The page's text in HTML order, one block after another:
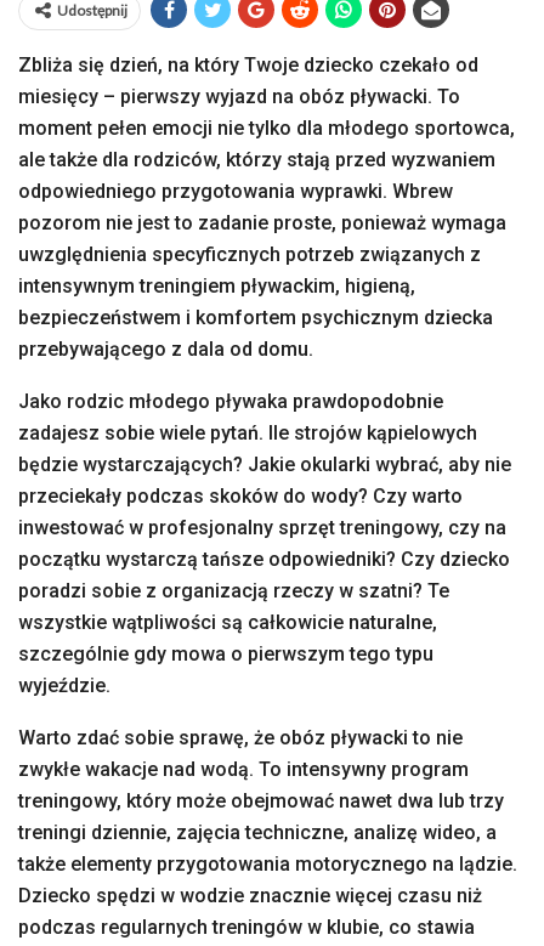
Udostępnij
Zbliża się dzień, na który Twoje dziecko czekało od
miesięcy – pierwszy wyjazd na obóz pływacki. To
moment pełen emocji nie tylko dla młodego sportowca,
ale także dla rodziców, którzy stają przed wyzwaniem
odpowiedniego przygotowania wyprawki. Wbrew
pozorom nie jest to zadanie proste, ponieważ wymaga
uwzględnienia specyficznych potrzeb związanych z
intensywnym treningiem pływackim, higieną,
bezpieczeństwem i komfortem psychicznym dziecka
przebywającego z dala od domu.
Jako rodzic młodego pływaka prawdopodobnie
zadajesz sobie wiele pytań. Ile strojów kąpielowych
będzie wystarczających? Jakie okularki wybrać, aby nie
przeciekały podczas skoków do wody? Czy warto
inwestować w profesjonalny sprzęt treningowy, czy na
początku wystarczą tańsze odpowiedniki? Czy dziecko
poradzi sobie z organizacją rzeczy w szatni? Te
wszystkie wątpliwości są całkowicie naturalne,
szczególnie gdy mowa o pierwszym tego typu
wyjeździe.
Warto zdać sobie sprawę, że obóz pływacki to nie
zwykłe wakacje nad wodą. To intensywny program
treningowy, który może obejmować nawet dwa lub trzy
treningi dziennie, zajęcia techniczne, analizę wideo, a
także elementy przygotowania motorycznego na lądzie.
Dziecko spędzi w wodzie znacznie więcej czasu niż
podczas regularnych treningów w klubie, co stawia